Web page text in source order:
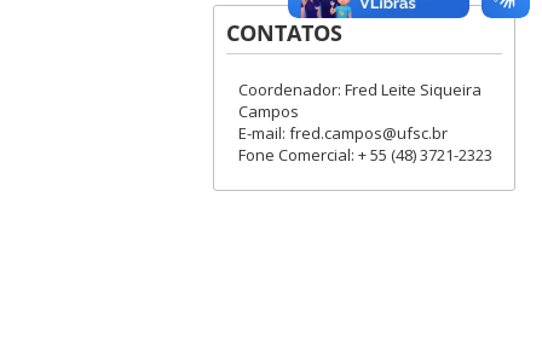
CONTATOS
Coordenador: Fred Leite Siqueira
Campos
E-mail: fred.campos@ufsc.br
Fone Comercial: + 55 (48) 3721-2323